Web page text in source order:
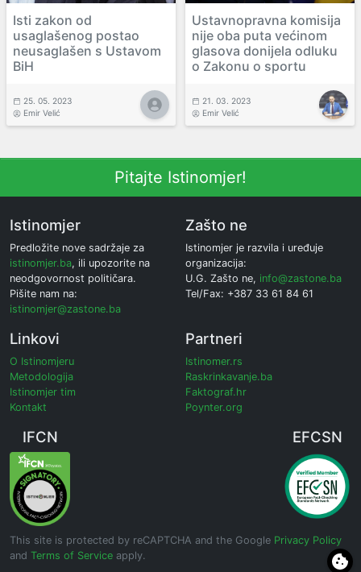
Isti zakon od
usaglašenog postao
neusaglašen s Ustavom
BiH
25. 05. 2023
Emir Velić
Ustavnopravna komisija
nije oba puta većinom
glasova donijela odluku
o Zakonu o sportu
21. 03. 2023
Emir Velić
Pitajte Istinomjer!
Istinomjer
Predložite nove sadržaje za
istinomjer.ba, ili upozorite na
neodgovornost političara.
Pišite nam na:
istinomjer@zastone.ba
Zašto ne
Istinomjer je razvila i uređuje
organizacija:
U.G. Zašto ne, info@zastone.ba
Tel/Fax: +387 33 61 84 61
Linkovi
O Istinomjeru
Metodologija
Istinomjer tim
Kontakt
Partneri
Istinomer.rs
Raskrinkavanje.ba
Faktograf.hr
Poynter.org
IFCN EFCSN
This site is protected by reCAPTCHA and the Google Privacy Policy
and Terms of Service apply.